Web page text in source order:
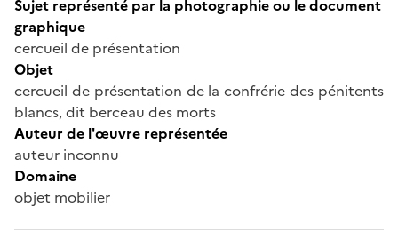
Sujet représenté par la photographie ou le document
graphique
cercueil de présentation
Objet
cercueil de présentation de la confrérie des pénitents
blancs, dit berceau des morts
Auteur de l'œuvre représentée
auteur inconnu
Domaine
objet mobilier